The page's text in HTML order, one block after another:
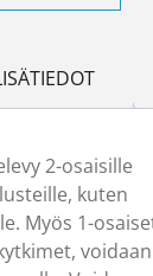
2-osaisille
kuten
Myös 1-